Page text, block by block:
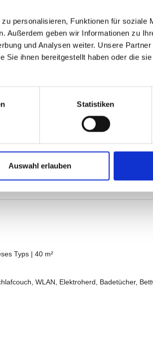
personalisieren, Funktionen für soziale
Außerdem geben wir Informationen zu
und Analysen weiter. Unsere
Sie ihnen bereitgestellt haben oder die
Statistiken
Auswahl erlauben